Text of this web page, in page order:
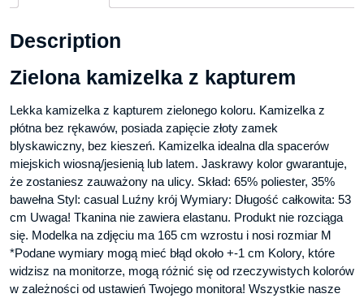
Description
Zielona kamizelka z kapturem
Lekka kamizelka z kapturem zielonego koloru. Kamizelka z
płótna bez rękawów, posiada zapięcie złoty zamek
blyskawiczny, bez kieszeń. Kamizelka idealna dla spacerów
miejskich wiosną/jesienią lub latem. Jaskrawy kolor gwarantuje,
że zostaniesz zauważony na ulicy. Skład: 65% poliester, 35%
bawełna Styl: casual Luźny krój Wymiary: Długość całkowita: 53
cm Uwaga! Tkanina nie zawiera elastanu. Produkt nie rozciąga
się. Modelka na zdjęciu ma 165 cm wzrostu i nosi rozmiar M
*Podane wymiary mogą mieć błąd około +-1 cm Kolory, które
widzisz na monitorze, mogą różnić się od rzeczywistych kolorów
w zależności od ustawień Twojego monitora! Wszystkie nasze